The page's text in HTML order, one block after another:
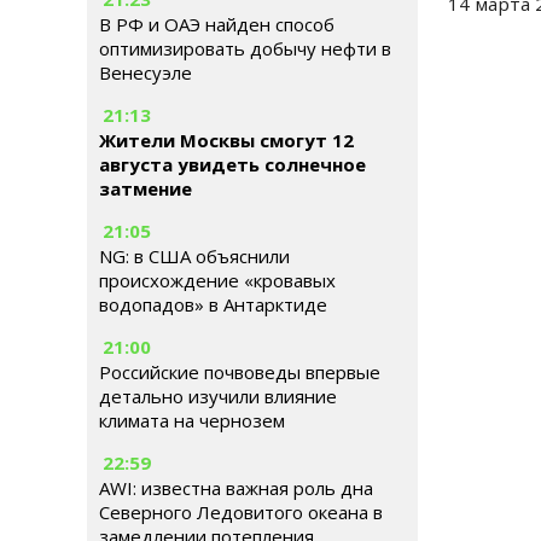
В РФ и ОАЭ найден способ
оптимизировать добычу нефти в
Венесуэле
21:13
Жители Москвы смогут 12
августа увидеть солнечное
затмение
21:05
NG: в США объяснили
происхождение «кровавых
водопадов» в Антарктиде
21:00
Российские почвоведы впервые
детально изучили влияние
климата на чернозем
22:59
AWI: известна важная роль дна
Северного Ледовитого океана в
замедлении потепления